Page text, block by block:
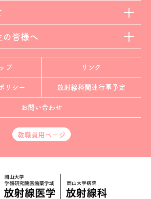
の皆様へ
プ リンク
リシー 放射線科関連行事予定
お問い合わせ
教職員用ページ